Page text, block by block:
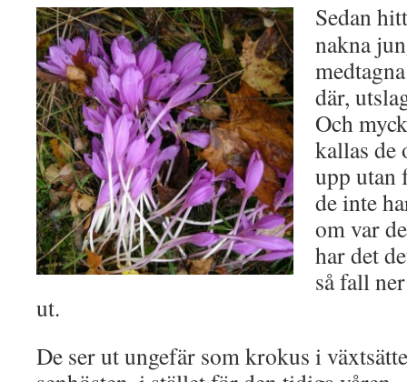
Sedan
nakna
där,
Och
kallas de
upp utan
de inte
om var
har det
så fall
ut.
De ser ut ungefär som krokus i